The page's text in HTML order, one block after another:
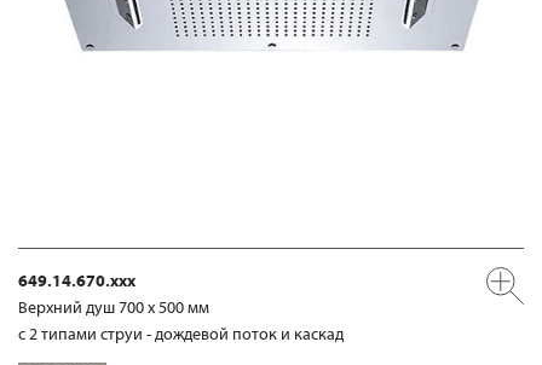
649.14.670.xxx
Верхний душ 700 х 500 мм
с 2 типами струи - дождевой поток и каскад